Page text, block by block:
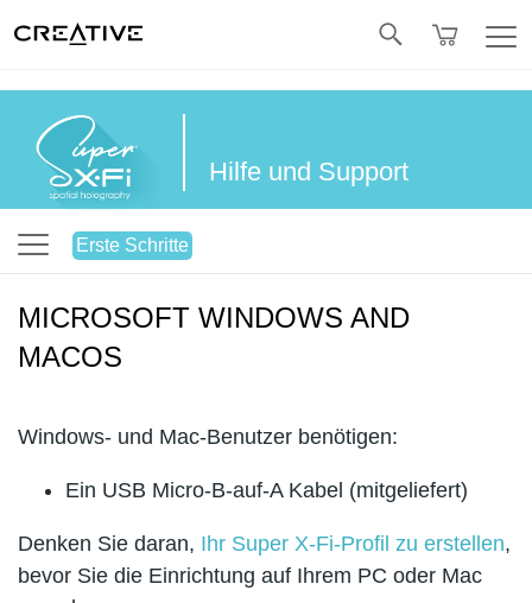
Hilfe und Support
Erste Schritte
MICROSOFT WINDOWS AND
MACOS
Windows- und Mac-Benutzer benötigen:
Ein USB Micro-B-auf-A Kabel (mitgeliefert)
Denken Sie daran, Ihr Super X-Fi-Profil zu erstellen,
bevor Sie die Einrichtung auf Ihrem PC oder Mac